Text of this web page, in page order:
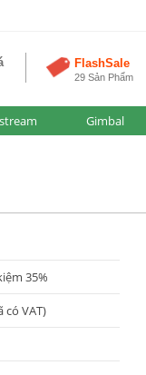
FlashSale
29 Sản Phẩm
Gimbal
35%
có VAT)